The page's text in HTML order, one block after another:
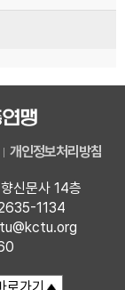
개인정보처리방침
신문사 14층
1134